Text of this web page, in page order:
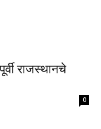
राजस्थानचे
0